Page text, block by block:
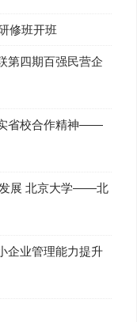
修班开班
第四期百强民营企
省校合作精神——
展 北京大学——北
业管理能力提升